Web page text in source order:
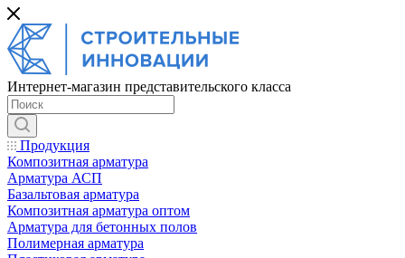
Интернет-магазин представительского класса
Продукция
Композитная арматура
Арматура АСП
Базальтовая арматура
Композитная арматура оптом
Арматура для бетонных полов
Полимерная арматура